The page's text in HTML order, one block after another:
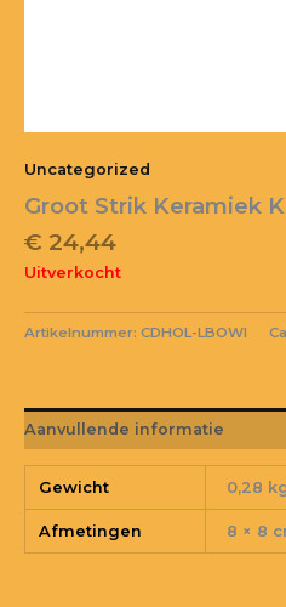
Uncategorized
Groot Strik Keramiek
€ 24,44
Uitverkocht
Artikelnummer: CDHOL-LBOWI
Aanvullende informatie
Gewicht 0,28
Afmetingen 8 × 8